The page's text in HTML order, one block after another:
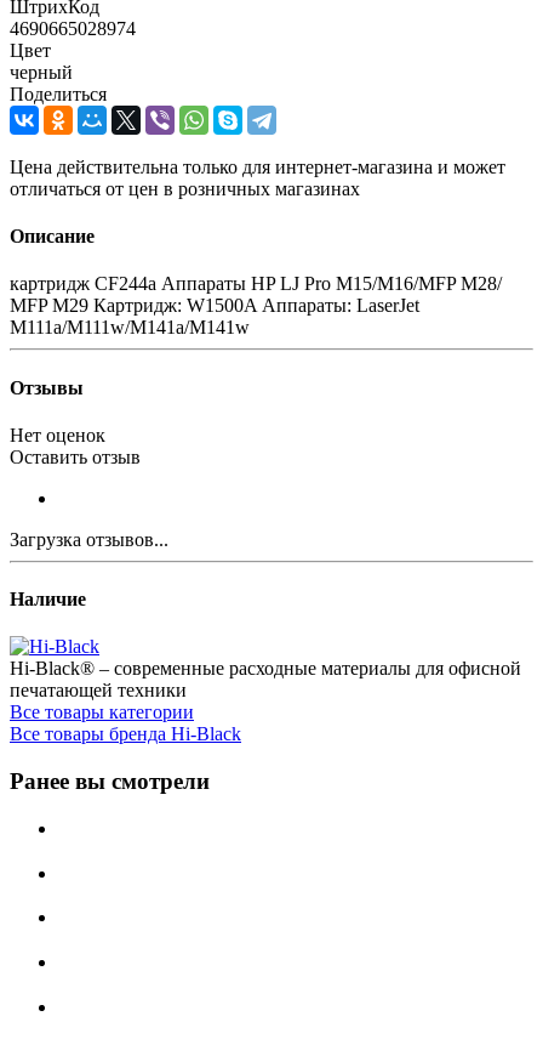
ШтрихКод
4690665028974
Цвет
черный
Поделиться
Цена действительна только для интернет-магазина и может
отличаться от цен в розничных магазинах
Описание
картридж CF244a Аппараты HP LJ Pro M15/М16/MFP M28/
MFP M29 Картридж: W1500A Аппараты: LaserJet
M111a/M111w/M141a/M141w
Отзывы
Нет оценок
Оставить отзыв
Загрузка отзывов...
Наличие
Hi-Black® – современные расходные материалы для офисной
печатающей техники
Все товары категории
Все товары бренда Hi-Black
Ранее вы смотрели